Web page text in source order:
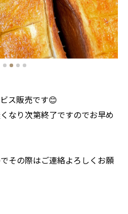
ス販売です😊
なり次第終了ですのでお早め
その際はご連絡よろしくお願